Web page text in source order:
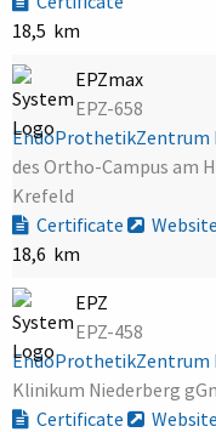
18,5 km
EPZmax
EPZ-658
EndoProthetikZentrum
des Ortho-Campus am
Krefeld
Certificate
Website
18,6 km
EPZ
EPZ-458
EndoProthetikZentrum
Klinikum Niederberg
Certificate
Website